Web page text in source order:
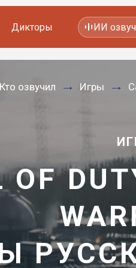
Мультфильмов
Дикторы ИИ
Кто озвучил Игры
OF